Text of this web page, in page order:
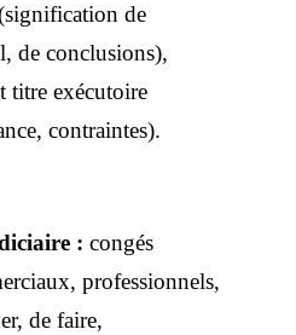
de
de conclusions),
titre exécutoire
contraintes).
: congés
professionnels,
de faire,